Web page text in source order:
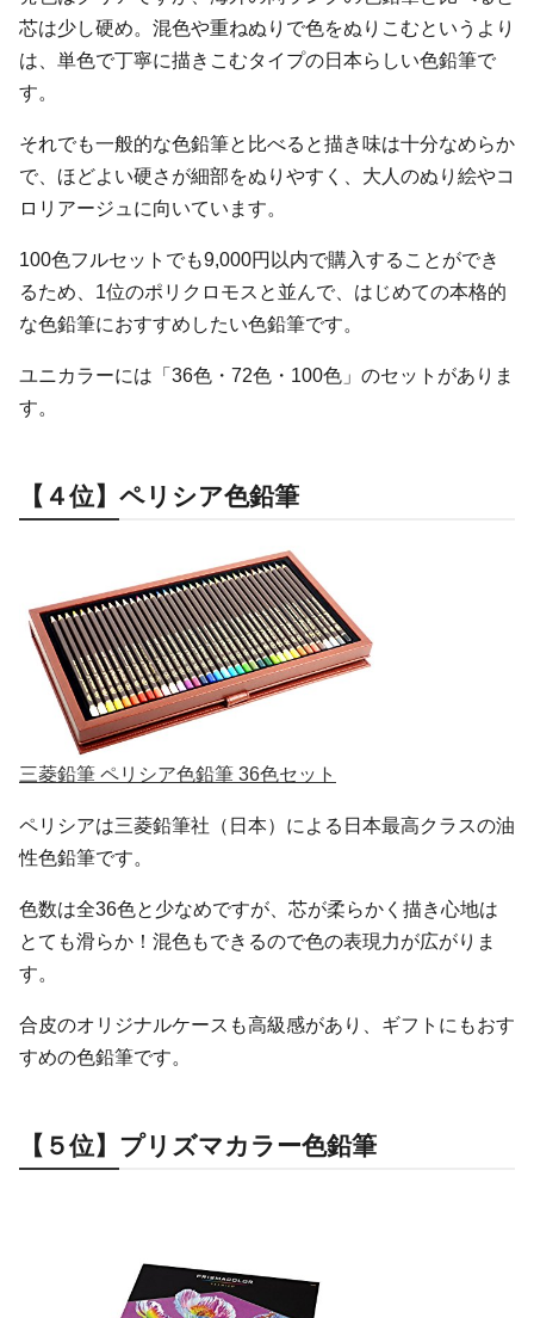
芯は少し硬め。混色や重ねぬりで色をぬりこむというより
は、単色で丁寧に描きこむタイプの日本らしい色鉛筆で
す。
それでも一般的な色鉛筆と比べると描き味は十分なめらか
で、ほどよい硬さが細部をぬりやすく、大人のぬり絵やコ
ロリアージュに向いています。
100色フルセットでも9,000円以内で購入することができ
るため、1位のポリクロモスと並んで、はじめての本格的
な色鉛筆におすすめしたい色鉛筆です。
ユニカラーには「36色・72色・100色」のセットがありま
す。
【４位】ペリシア色鉛筆
三菱鉛筆 ペリシア色鉛筆 36色セット
ペリシアは三菱鉛筆社（日本）による日本最高クラスの油
性色鉛筆です。
色数は全36色と少なめですが、芯が柔らかく描き心地は
とても滑らか！混色もできるので色の表現力が広がりま
す。
合皮のオリジナルケースも高級感があり、ギフトにもおす
すめの色鉛筆です。
【５位】プリズマカラー色鉛筆